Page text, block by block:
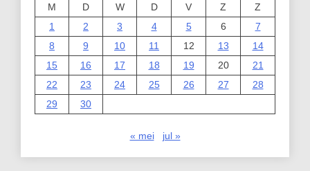
M
D W D V Z
Z
1
2 3 4 5 6
7
8
9 10 11 12 13
14
15
16 17 18 19 20
21
22
23 24 25 26 27
28
29
30
« mei jul »